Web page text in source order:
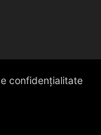
confidențialitate